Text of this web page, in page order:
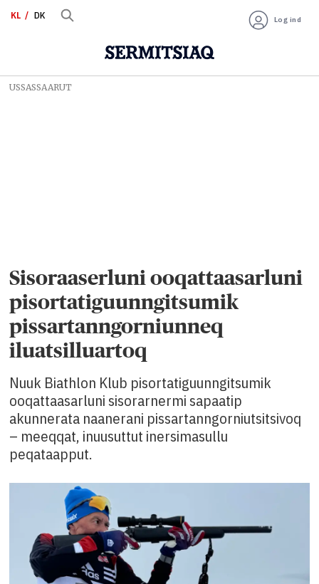
KL DK Log ind
USSASSAARUT
Sisoraaserluni ooqattaasarluni
pisortatiguunngitsumik
pissartanngorniunneq
iluatsilluartoq
Nuuk Biathlon Klub pisortatiguunngitsumik
ooqattaasarluni sisorarnermi sapaatip
akunnerata naanerani pissartanngorniutsitsivoq
– meeqqat, inuusuttut inersimasullu
peqataapput.